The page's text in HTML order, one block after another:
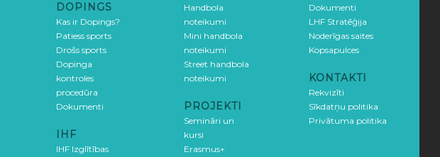
DOPINGS
Kas ir Dopings?
Patiess sports
Drošs sports
Dopinga
kontroles
procedūra
Dokumenti
IHF
IHF Izglītības
Handbola
noteikumi
Mini handbola
noteikumi
Street handbola
noteikumi
PROJEKTI
Semināri un
kursi
Erasmus+
Dokumenti
LHF Stratēģija
Noderīgas saites
Kopsapulces
KONTAKTI
Rekvizīti
Sīkdatņu politika
Privātuma politika